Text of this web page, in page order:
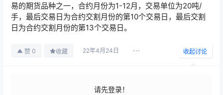
易的期货品种之一，合约月份为1-12月，交易单位为20吨/
手，最后交易日为合约交割月份的第10个交易日，最后交割
日为合约交割月份的第13个交易日。
赞 0 收藏 22年4月24日 收起讨论
请先登录！